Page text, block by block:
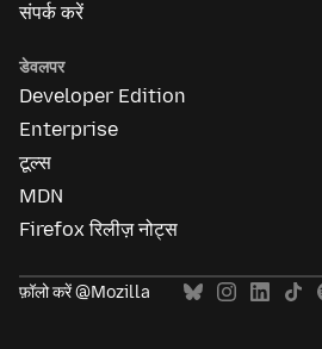
संपर्क करें
डेवलपर
Developer Edition
Enterprise
टूल्स
MDN
Firefox रिलीज़ नोट्स
फ़ॉलो करें @Mozilla